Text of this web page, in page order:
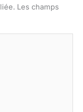
Les champs